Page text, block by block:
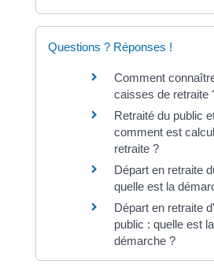
Questions ? Réponses !
Comment
caisses de retraite
Retraité du public
comment est
retraite ?
Départ en retraite
quelle est la
Départ en retraite
public : quelle est la
démarche ?